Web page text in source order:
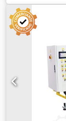
mesa: 470 mm
corte fijo: 1°30'
hidráulico: 380
1420 mm (alto)